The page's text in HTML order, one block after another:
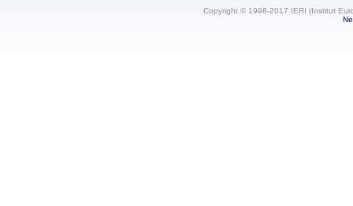
Copyright © 1998-2017 IERI (Institut